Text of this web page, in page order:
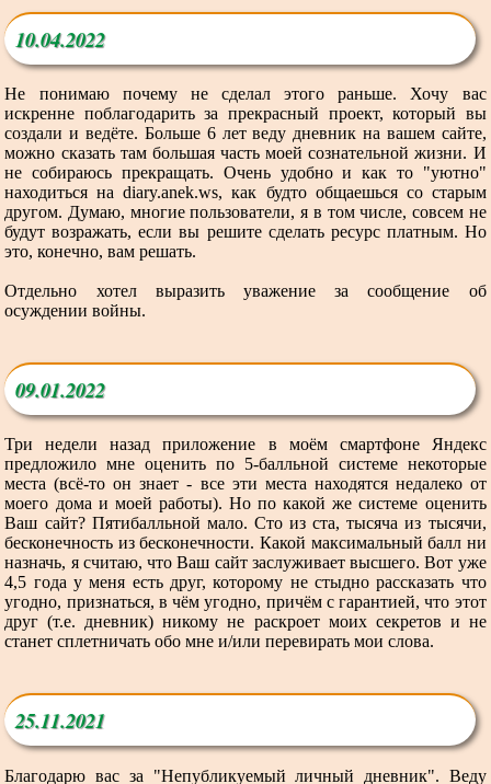
10.04.2022
Не понимаю почему не сделал этого раньше. Хочу вас
искренне поблагодарить за прекрасный проект, который вы
создали и ведёте. Больше 6 лет веду дневник на вашем сайте,
можно сказать там большая часть моей сознательной жизни. И
не собираюсь прекращать. Очень удобно и как то "уютно"
находиться на diary.anek.ws, как будто общаешься со старым
другом. Думаю, многие пользователи, я в том числе, совсем не
будут возражать, если вы решите сделать ресурс платным. Но
это, конечно, вам решать.
Отдельно хотел выразить уважение за сообщение об
осуждении войны.
09.01.2022
Три недели назад приложение в моём смартфоне Яндекс
предложило мне оценить по 5-балльной системе некоторые
места (всё-то он знает - все эти места находятся недалеко от
моего дома и моей работы). Но по какой же системе оценить
Ваш сайт? Пятибалльной мало. Сто из ста, тысяча из тысячи,
бесконечность из бесконечности. Какой максимальный балл ни
назначь, я считаю, что Ваш сайт заслуживает высшего. Вот уже
4,5 года у меня есть друг, которому не стыдно рассказать что
угодно, признаться, в чём угодно, причём с гарантией, что этот
друг (т.е. дневник) никому не раскроет моих секретов и не
станет сплетничать обо мне и/или перевирать мои слова.
25.11.2021
Благодарю вас за "Непубликуемый личный дневник". Веду